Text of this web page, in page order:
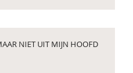
NIET UIT MIJN HOOFD